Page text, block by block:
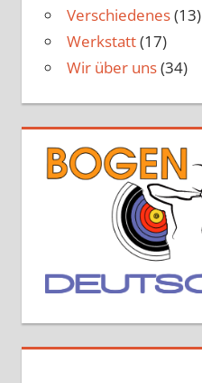
Verschiedenes(13)
Werkstatt(17)
Wir über uns(34)